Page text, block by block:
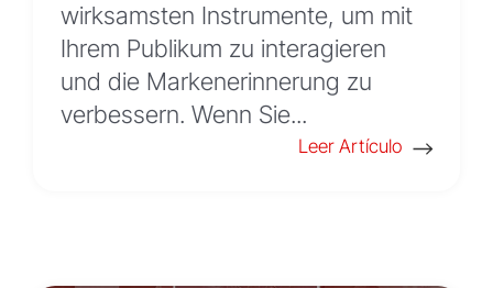
wirksamsten Instrumente, um mit
Ihrem Publikum zu interagieren
und die Markenerinnerung zu
verbessern. Wenn Sie...
Leer Artículo